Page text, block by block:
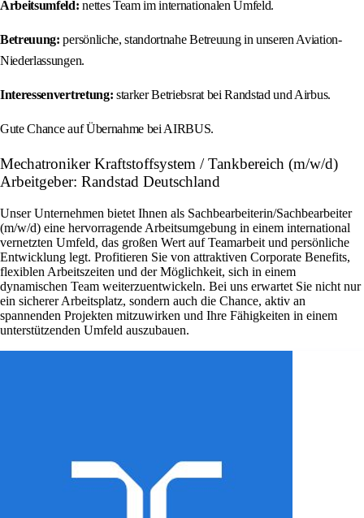
Arbeitsumfeld: nettes Team im internationalen Umfeld.
Betreuung: persönliche, standortnahe Betreuung in unseren Aviation-
Niederlassungen.
Interessenvertretung: starker Betriebsrat bei Randstad und Airbus.
Gute Chance auf Übernahme bei AIRBUS.
Mechatroniker Kraftstoffsystem / Tankbereich (m/w/d)
Arbeitgeber: Randstad Deutschland
Unser Unternehmen bietet Ihnen als Sachbearbeiterin/Sachbearbeiter
(m/w/d) eine hervorragende Arbeitsumgebung in einem international
vernetzten Umfeld, das großen Wert auf Teamarbeit und persönliche
Entwicklung legt. Profitieren Sie von attraktiven Corporate Benefits,
flexiblen Arbeitszeiten und der Möglichkeit, sich in einem
dynamischen Team weiterzuentwickeln. Bei uns erwartet Sie nicht nur
ein sicherer Arbeitsplatz, sondern auch die Chance, aktiv an
spannenden Projekten mitzuwirken und Ihre Fähigkeiten in einem
unterstützenden Umfeld auszubauen.